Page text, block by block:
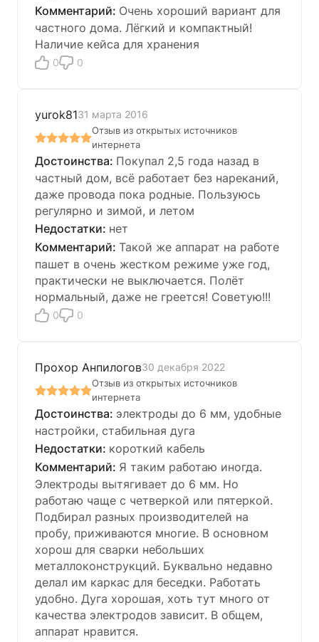
Очень хороший вариант для
частного дома. Лёгкий и компактный!
Наличие кейса для хранения
0 0
yurok8131 марта 2016
Отзыв из открытых источников
интернета
Покупал 2,5 года назад в
частный дом, всё работает без нареканий,
даже провода пока родные. Пользуюсь
регулярно и зимой, и летом
нет
Такой же аппарат на работе
пашет в очень жестком режиме уже год,
практически не выключается. Полёт
нормальный, даже не греется! Советую!!!
0 0
Прохор Анпилогов30 декабря 2022
Отзыв из открытых источников
интернета
электроды до 6 мм, удобные
настройки, стабильная дуга
короткий кабель
Я таким работаю иногда.
Электроды вытягивает до 6 мм. Но
работаю чаще с четверкой или пятеркой.
Подбирал разных производителей на
пробу, приживаются многие. В основном
хорош для сварки небольших
металлоконструкций. Буквально недавно
делал им каркас для беседки. Работать
удобно. Дуга хорошая, хоть тут много от
качества электродов зависит. В общем,
аппарат нравится.